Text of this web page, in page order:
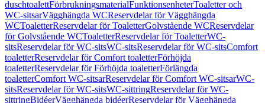
duschtoalettFörbrukningsmaterialFunktionsenheterToaletter och
WC-sitsarVägghängda WCReservdelar för Vägghängda
WCToaletterReservdelar för ToaletterGolvstående WCReservdelar
för Golvstående WCToaletterReservdelar för ToaletterWC-
sitsReservdelar för WC-sitsWC-sitsReservdelar för WC-sitsComfort
toaletterReservdelar för Comfort toaletterFörhöjda
toaletterReservdelar för Förhöjda toaletterFörlängda
toaletterComfort WC-sitsarReservdelar för Comfort WC-sitsarWC-
sitsReservdelar för WC-sitsWC-sittringReservdelar för WC-
sittringBidéerVägghängda bidéerReservdelar för Vägghängda